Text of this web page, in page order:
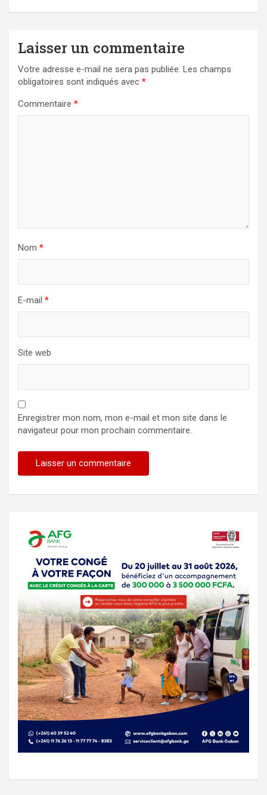
Laisser un commentaire
Votre adresse e-mail ne sera pas publiée. Les champs
obligatoires sont indiqués avec *
Commentaire *
Nom *
E-mail *
Site web
Enregistrer mon nom, mon e-mail et mon site dans le
navigateur pour mon prochain commentaire.